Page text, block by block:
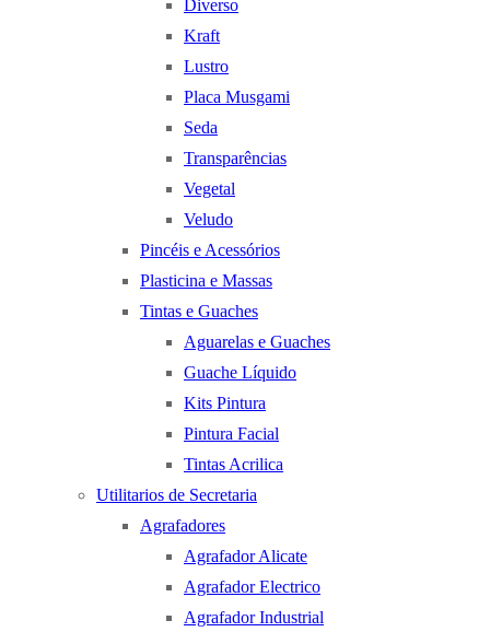
Diverso
Kraft
Lustro
Placa Musgami
Seda
Transparências
Vegetal
Veludo
Pincéis e Acessórios
Plasticina e Massas
Tintas e Guaches
Aguarelas e Guaches
Guache Líquido
Kits Pintura
Pintura Facial
Tintas Acrilica
Utilitarios de Secretaria
Agrafadores
Agrafador Alicate
Agrafador Electrico
Agrafador Industrial